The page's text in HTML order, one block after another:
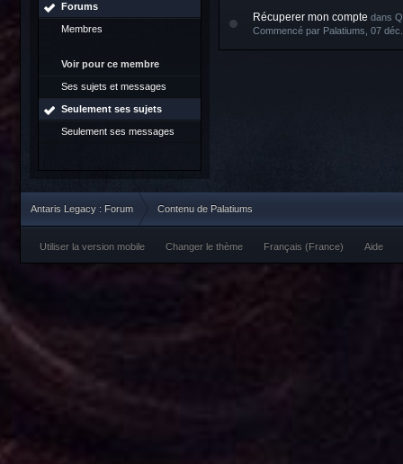
Forums
Membres
Voir pour ce membre
Ses sujets et messages
Seulement ses sujets
Seulement ses messages
Récuperer mon compte dans
Commencé par Palatiums , 07
Antaris Legacy : Forum Contenu de Palatiums
Utiliser la version mobile Changer le thème Français (France) Aide